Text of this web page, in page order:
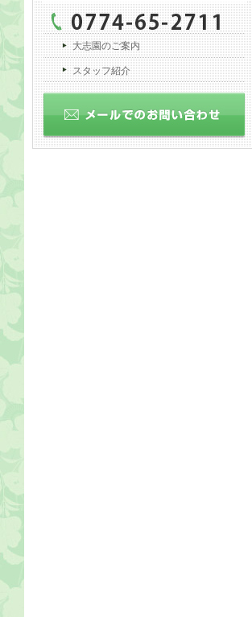
大志園のご案内
スタッフ紹介